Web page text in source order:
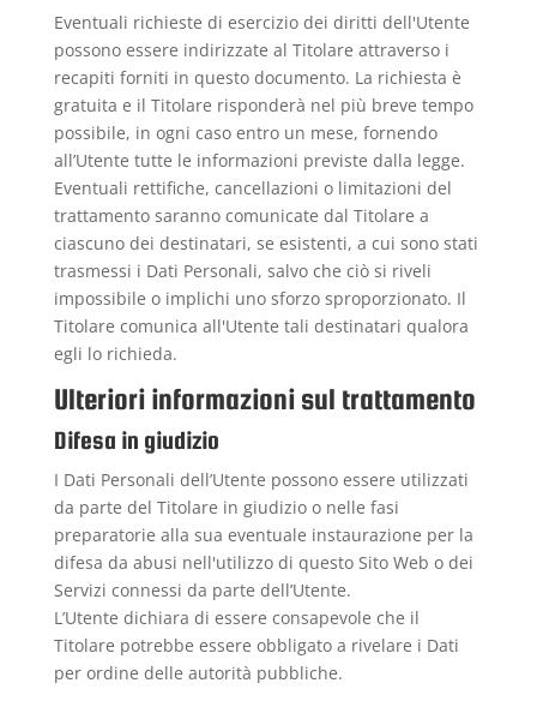
Eventuali richieste di esercizio dei diritti dell'Utente
possono essere indirizzate al Titolare attraverso i
recapiti forniti in questo documento. La richiesta è
gratuita e il Titolare risponderà nel più breve tempo
possibile, in ogni caso entro un mese, fornendo
all’Utente tutte le informazioni previste dalla legge.
Eventuali rettifiche, cancellazioni o limitazioni del
trattamento saranno comunicate dal Titolare a
ciascuno dei destinatari, se esistenti, a cui sono stati
trasmessi i Dati Personali, salvo che ciò si riveli
impossibile o implichi uno sforzo sproporzionato. Il
Titolare comunica all'Utente tali destinatari qualora
egli lo richieda.
Ulteriori informazioni sul trattamento
Difesa in giudizio
I Dati Personali dell’Utente possono essere utilizzati
da parte del Titolare in giudizio o nelle fasi
preparatorie alla sua eventuale instaurazione per la
difesa da abusi nell'utilizzo di questo Sito Web o dei
Servizi connessi da parte dell’Utente.
L’Utente dichiara di essere consapevole che il
Titolare potrebbe essere obbligato a rivelare i Dati
per ordine delle autorità pubbliche.